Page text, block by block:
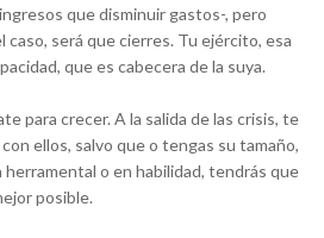
que disminuir gastos-, pero
será que cierres. Tu ejército, esa
que es cabecera de la suya.
para crecer. A la salida de las crisis, te
ellos, salvo que o tengas su tamaño,
herramental o en habilidad, tendrás que
posible.